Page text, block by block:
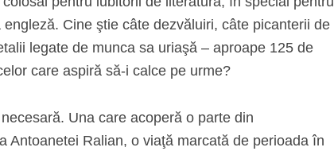
Cine ştie câte dezvăluiri, câte picanterii de
legate de munca sa uriaşă – aproape 125 de
care aspiră să-i calce pe urme?
Una care acoperă o parte din
Antoanetei Ralian, o viaţă marcată de perioada în